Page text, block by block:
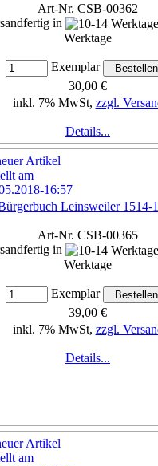
Art-Nr. CSB-00362
in
Werktage
Exemplar
30,00 €
inkl. 7% MwSt, zzgl.
Details...
Leinsweiler 1514-
Art-Nr. CSB-00365
in
Werktage
Exemplar
39,00 €
inkl. 7% MwSt, zzgl.
Details...